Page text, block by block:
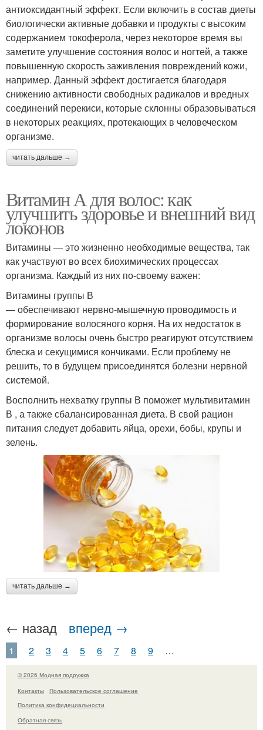
антиоксидантный эффект. Если включить в состав диеты
биологически активные добавки и продукты с высоким
содержанием токоферола, через некоторое время вы
заметите улучшение состояния волос и ногтей, а также
повышенную скорость заживления повреждений кожи,
например. Данный эффект достигается благодаря
снижению активности свободных радикалов и вредных
соединений перекиси, которые склонны образовываться
в некоторых реакциях, протекающих в человеческом
организме.
читать дальше →
Витамин А для волос: как
улучшить здоровье и внешний вид
локонов
Витамины — это жизненно необходимые вещества, так
как участвуют во всех биохимических процессах
организма. Каждый из них по-своему важен:
Витамины группы В
— обеспечивают нервно-мышечную проводимость и
формирование волосяного корня. На их недостаток в
организме волосы очень быстро реагируют отсутствием
блеска и секущимися кончиками. Если проблему не
решить, то в будущем присоединятся болезни нервной
системой.
Восполнить нехватку группы В поможет мультивитамин
В , а также сбалансированная диета. В свой рацион
питания следует добавить яйца, орехи, бобы, крупы и
зелень.
читать дальше →
← назад вперед →
1 2 3 4 5 6 7 8 9 …
© 2026 Модная подружка
Контакты
Пользовательское соглашение
Политика конфидециальности
Обратная связь